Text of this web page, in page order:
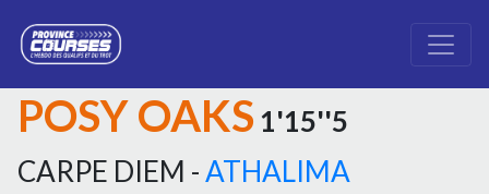
POSY OAKS 1'15''5
CARPE DIEM -ATHALIMA